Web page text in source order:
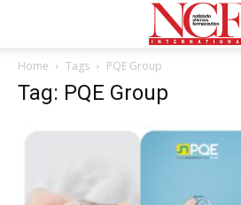
Home Tags PQE Group
Tag: PQE Group